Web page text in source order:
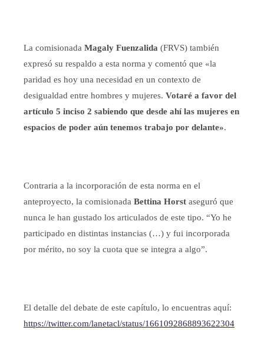
La comisionada Magaly Fuenzalida (FRVS) también
expresó su respaldo a esta norma y comentó que «la
paridad es hoy una necesidad en un contexto de
desigualdad entre hombres y mujeres. Votaré a favor del
artículo 5 inciso 2 sabiendo que desde ahí las mujeres en
espacios de poder aún tenemos trabajo por delante».
Contraria a la incorporación de esta norma en el
anteproyecto, la comisionada Bettina Horst aseguró que
nunca le han gustado los articulados de este tipo. “Yo he
participado en distintas instancias (…) y fui incorporada
por mérito, no soy la cuota que se integra a algo”.
El detalle del debate de este capítulo, lo encuentras aquí:
https://twitter.com/lanetacl/status/1661092868893622304